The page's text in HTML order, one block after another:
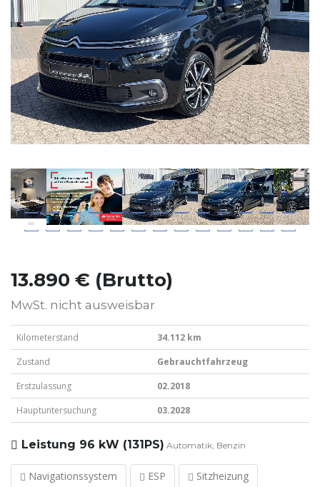
13.890 € (Brutto)
MwSt. nicht ausweisbar
Kilometerstand
34.112 km
Zustand
Gebrauchtfahrzeug
Erstzulassung
02.2018
Hauptuntersuchung
03.2028
Leistung 96 kW (131PS) Automatik, Benzin
Navigationssystem ESP Sitzheizung